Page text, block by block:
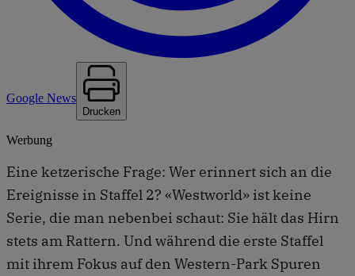
Google News
Drucken
Werbung
Eine ketzerische Frage: Wer erinnert sich an die
Ereignisse in Staffel 2? «Westworld» ist keine
Serie, die man nebenbei schaut: Sie hält das Hirn
stets am Rattern. Und während die erste Staffel
mit ihrem Fokus auf den Western-Park Spuren